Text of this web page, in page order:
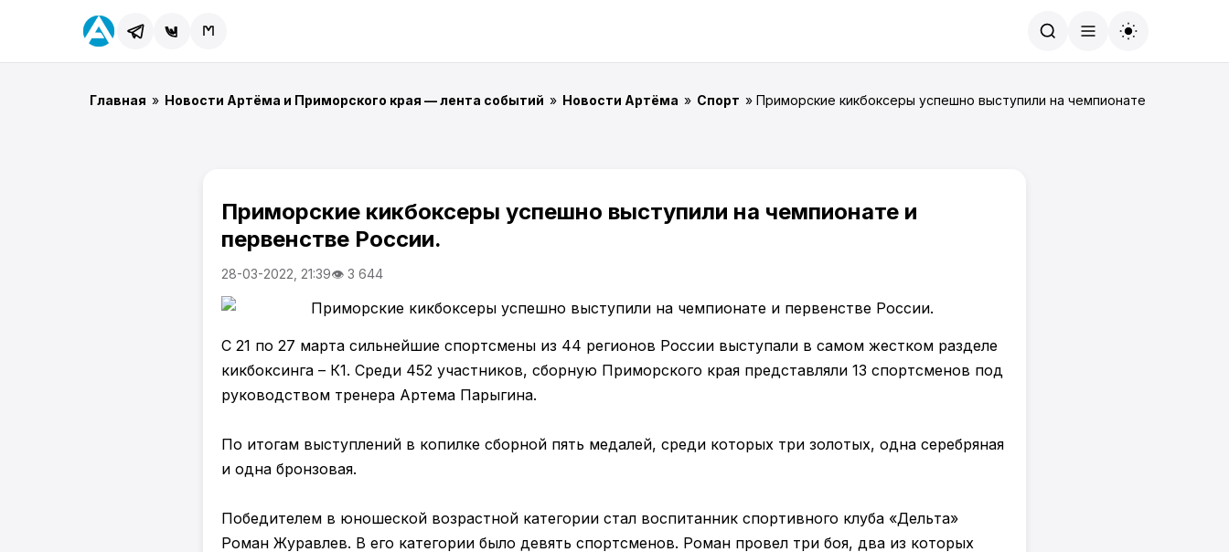
Главная » Новости Артёма и Приморского края — лента событий » Новости Артёма » Спорт » Приморские кикбоксеры успешно выступили на чемпионате и
Приморские кикбоксеры успешно выступили на чемпионате и
первенстве России.
28-03-2022, 21:39👁 3 644
С 21 по 27 марта сильнейшие спортсмены из 44 регионов России выступали в самом жестком разделе
кикбоксинга – К1. Среди 452 участников, сборную Приморского края представляли 13 спортсменов под
руководством тренера Артема Парыгина.
По итогам выступлений в копилке сборной пять медалей, среди которых три золотых, одна серебряная
и одна бронзовая.
Победителем в юношеской возрастной категории стал воспитанник спортивного клуба «Дельта»
Роман Журавлев. В его категории было девять спортсменов. Роман провел три боя, два из которых